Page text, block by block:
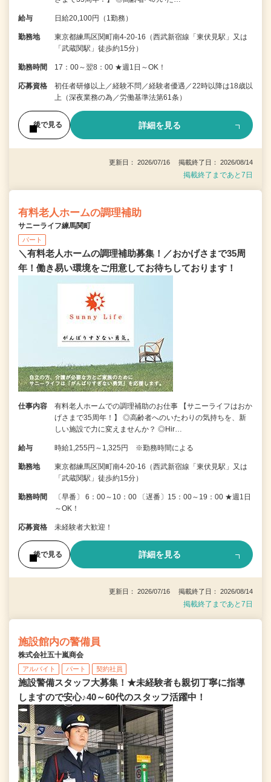
給与 日給20,100円（1勤務）
勤務地
東京都練馬区関町南4-20-16（西武新宿線「東伏見駅」又は
「武蔵関駅」徒歩約15分）
勤務時間 17：00～翌8：00 ★週1日～OK！
応募資格
初任者研修以上／経験不問／経験者優遇／22時以降は18歳以
上（深夜業務の為／労働基準法第61条）
後で見る 詳細を見る
更新日： 2026/07/16 掲載終了日： 2026/08/14
掲載終了まであと7日
有料老人ホームの調理補助
サニーライフ練馬関町
パート
＼有料老人ホームの調理補助募集！／おかげさまで35周
年！働き易い環境をご用意してお待ちしております！
仕事内容
有料老人ホームでの調理補助のお仕事 【サニーライフはおか
げさまで35周年！】 ◎高齢者へのいたわりの気持ちを、新
しい施設で力に変えませんか？ ◎Hir…
給与 時給1,255円～1,325円 ※勤務時間による
勤務地
東京都練馬区関町南4-20-16（西武新宿線「東伏見駅」又は
「武蔵関駅」徒歩約15分）
勤務時間
〔早番〕 6：00～10：00 〔遅番〕15：00～19：00 ★週1日
～OK！
応募資格 未経験者大歓迎！
後で見る 詳細を見る
更新日： 2026/07/16 掲載終了日： 2026/08/14
掲載終了まであと7日
施設館内の警備員
株式会社五十嵐商会
アルバイト パート 契約社員
施設警備スタッフ大募集！★未経験者も親切丁寧に指導
しますので安心♪40～60代のスタッフ活躍中！